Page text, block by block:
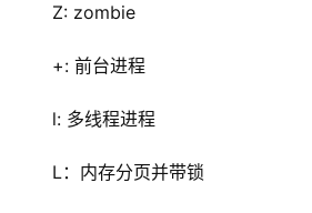
Z: zombie
+: 前台进程
l: 多线程进程
L：内存分页并带锁